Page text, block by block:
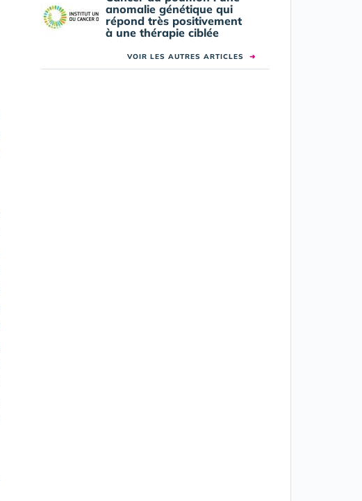
anomalie génétique qui
répond très positivement
à une thérapie ciblée
VOIR LES AUTRES ARTICLES ➜